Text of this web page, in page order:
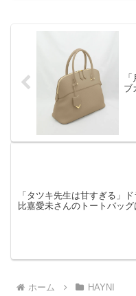
ブ
「タツキ先生は甘すぎる」ド
比嘉愛未さんのトートバッグ
ホーム HAYNI